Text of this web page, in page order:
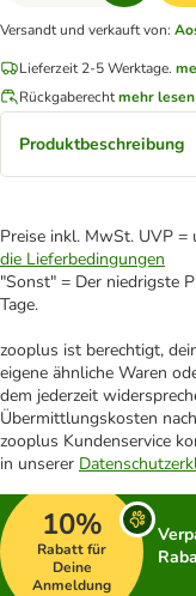
Versandt und verkauft von:
Lieferzeit 2-5 Werktage.
Rückgaberechtmehr lesen
Produktbeschreibung
Preise inkl. MwSt. UVP
die Lieferbedingungen
"Sonst" = Der niedrigste
Tage.
zooplus ist berechtigt,
eigene ähnliche Waren
dem jederzeit
Übermittlungskosten
zooplus Kundenservice
in unserer
10%
Rabatt für
Deine
Anmeldung